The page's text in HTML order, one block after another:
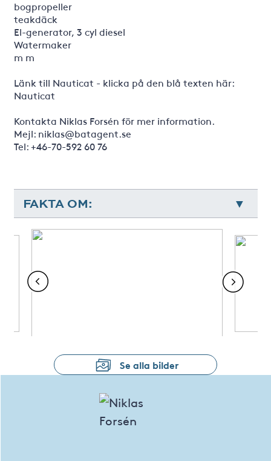
bogpropeller
teakdäck
El-generator, 3 cyl diesel
Watermaker
m m
Länk till Nauticat - klicka på den blå texten här:
Nauticat
Kontakta Niklas Forsén för mer information.
Mejl: niklas@batagent.se
Tel: +46-70-592 60 76
FAKTA OM:
Se alla bilder